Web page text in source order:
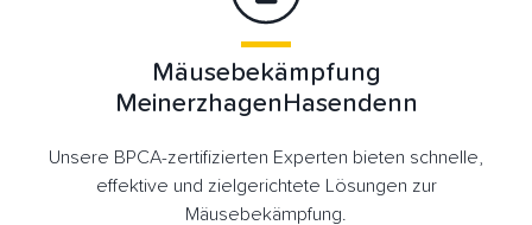
Mäusebekämpfung
MeinerzhagenHasendenn
Unsere BPCA-zertifizierten Experten bieten schnelle,
effektive und zielgerichtete Lösungen zur
Mäusebekämpfung.